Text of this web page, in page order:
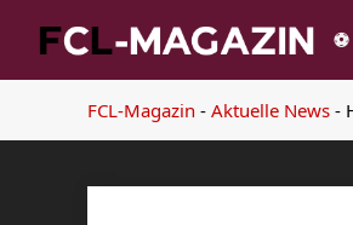
FCL-Magazin - Aktuelle News -